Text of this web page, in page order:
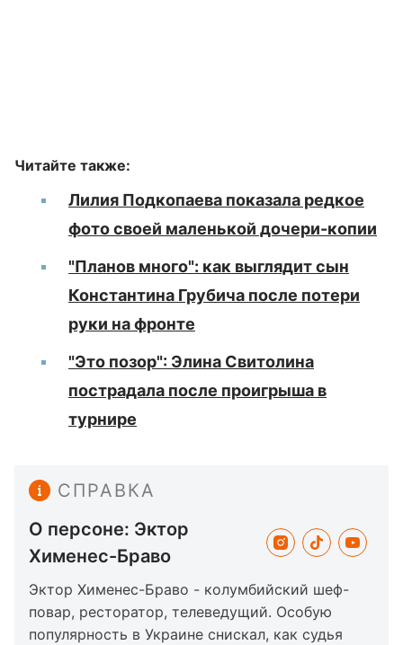
Читайте также:
Лилия Подкопаева показала редкое
фото своей маленькой дочери-копии
"Планов много": как выглядит сын
Константина Грубича после потери
руки на фронте
"Это позор": Элина Свитолина
пострадала после проигрыша в
турнире
СПРАВКА
О персоне: Эктор
Хименес-Браво
Эктор Хименес-Браво - колумбийский шеф-
повар, ресторатор, телеведущий. Особую
популярность в Украине снискал, как судья